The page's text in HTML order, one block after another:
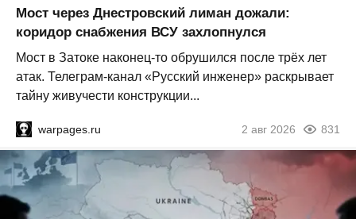
Мост через Днестровский лиман дожали:
коридор снабжения ВСУ захлопнулся
Мост в Затоке наконец-то обрушился после трёх лет
атак. Телеграм-канал «Русский инженер» раскрывает
тайну живучести конструкции...
warpages.ru 2 авг 2026 831